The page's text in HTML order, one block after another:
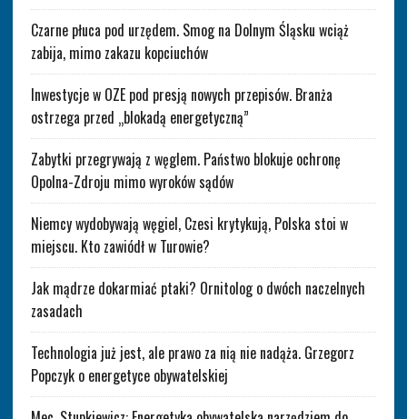
Czarne płuca pod urzędem. Smog na Dolnym Śląsku wciąż
zabija, mimo zakazu kopciuchów
Inwestycje w OZE pod presją nowych przepisów. Branża
ostrzega przed „blokadą energetyczną”
Zabytki przegrywają z węglem. Państwo blokuje ochronę
Opolna-Zdroju mimo wyroków sądów
Niemcy wydobywają węgiel, Czesi krytykują, Polska stoi w
miejscu. Kto zawiódł w Turowie?
Jak mądrze dokarmiać ptaki? Ornitolog o dwóch naczelnych
zasadach
Technologia już jest, ale prawo za nią nie nadąża. Grzegorz
Popczyk o energetyce obywatelskiej